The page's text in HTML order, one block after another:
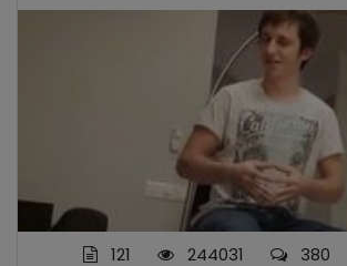
121 244031 380